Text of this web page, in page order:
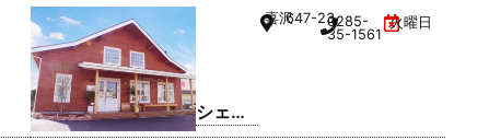
シェフ
喜沢647-230285-
35-1561
火曜日